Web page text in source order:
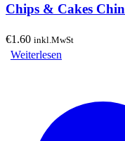
Chips & Cakes
€1.60 inkl.MwSt
Weiterlesen